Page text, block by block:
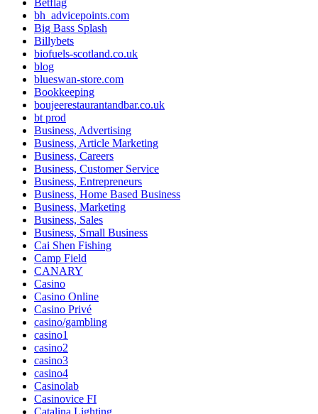
bh_advicepoints.com
Big Bass Splash
Billybets
biofuels-scotland.co.uk
blog
blueswan-store.com
Bookkeeping
boujeerestaurantandbar.co.uk
bt prod
Business, Advertising
Business, Article Marketing
Business, Careers
Business, Customer Service
Business, Entrepreneurs
Business, Home Based Business
Business, Marketing
Business, Sales
Business, Small Business
Cai Shen Fishing
Camp Field
CANARY
Casino
Casino Online
Casino Privé
casino/gambling
casino1
casino2
casino3
casino4
Casinolab
Casinovice FI
Catalina Lighting